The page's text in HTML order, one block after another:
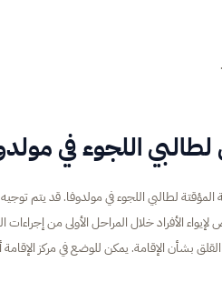
اللجوء في
لطالبي اللجوء في مولدوفا. قد يتم
الأفراد خلال المراحل الأولى من
بشأن الإقامة. يمكن للوضع في مركز